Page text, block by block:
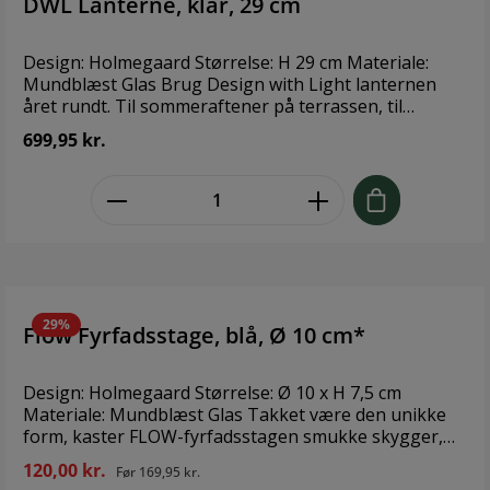
Design: Holmegaard Størrelse: H 29 cm Materiale:
Mundblæst Glas Brug Design with Light lanternen
året rundt. Til sommeraftener på terrassen, til
dekoration på gulv, bord, trappe og vinduer - og som
en stilfuld juledekoration tilsat et par kogler, gran og
kanelstænger i bunden. Denne lanterne er udført i
mundblæst glas og kernelæder, der gør hver enkelt
699,95 kr.
29%
Flow Fyrfadsstage, blå, Ø 10 cm*
Design: Holmegaard Størrelse: Ø 10 x H 7,5 cm
Materiale: Mundblæst Glas Takket være den unikke
form, kaster FLOW-fyrfadsstagen smukke skygger,
der mest af alt minder om ringe i vandet, der blot
bliver større og større for da at forsvinde.
120,00 kr. Før 169,95 kr.